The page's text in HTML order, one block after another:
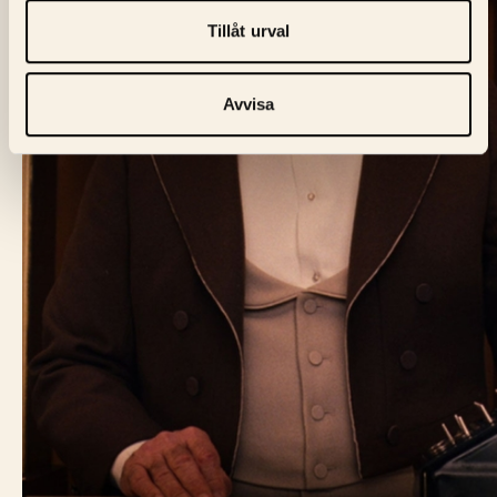
Tillåt urval
Avvisa
Skeppargatan 60,
biljett@biofagelbla.se
Allmänt:
mail@biofagelbla.se
Event:
event@biofagelbla.se
ÖPPETTIDER
Biografen öppnar 30 min innan dagens första visning.
NYHETSBREV
E-Postaddress
Skicka